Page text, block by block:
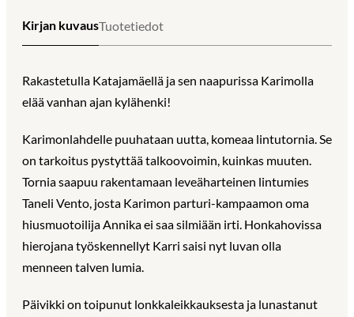
Kirjan kuvausTuotetiedot
Rakastetulla Katajamäellä ja sen naapurissa Karimolla
elää vanhan ajan kylähenki!
Karimonlahdelle puuhataan uutta, komeaa lintutornia. Se
on tarkoitus pystyttää talkoovoimin, kuinkas muuten.
Tornia saapuu rakentamaan leveäharteinen lintumies
Taneli Vento, josta Karimon parturi-kampaamon oma
hiusmuotoilija Annika ei saa silmiään irti. Honkahovissa
hierojana työskennellyt Karri saisi nyt luvan olla
menneen talven lumia.
Päivikki on toipunut lonkkaleikkauksesta ja lunastanut